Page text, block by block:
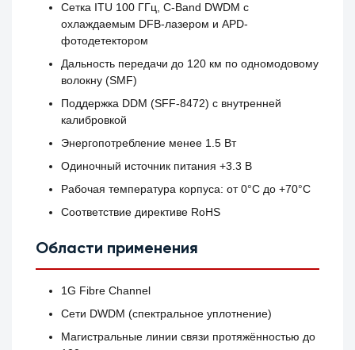
Сетка ITU 100 ГГц, C-Band DWDM с
охлаждаемым DFB-лазером и APD-
фотодетектором
Дальность передачи до 120 км по одномодовому
волокну (SMF)
Поддержка DDM (SFF-8472) с внутренней
калибровкой
Энергопотребление менее 1.5 Вт
Одиночный источник питания +3.3 В
Рабочая температура корпуса: от 0°C до +70°C
Соответствие директиве RoHS
Области применения
1G Fibre Channel
Сети DWDM (спектральное уплотнение)
Магистральные линии связи протяжённостью до